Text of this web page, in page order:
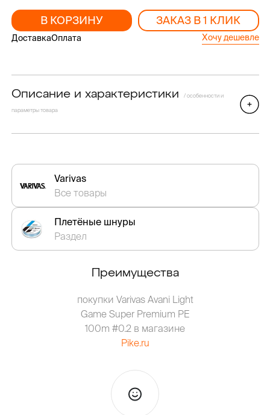
В КОРЗИНУ ЗАКАЗ В 1 КЛИК
ДоставкаОплата Хочу дешевле
Описание и характеристики / особенности и
параметры товара
Varivas
Все товары
Плетёные шнуры
Раздел
Преимущества
покупки Varivas Avani Light
Game Super Premium PE
100m #0.2 в магазине
Pike.ru